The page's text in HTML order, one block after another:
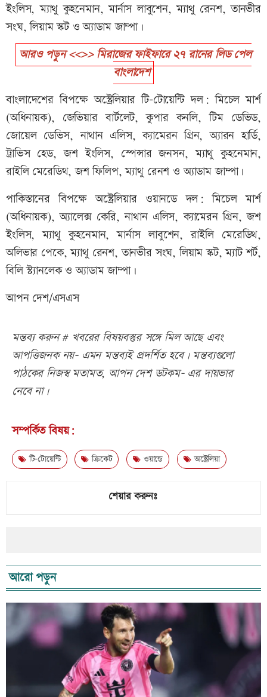
ইংলিস, ম্যাথু কুহনেমান, মার্নাস লাবুশেন, ম্যাথু রেনশ, তানভীর
সংঘ, লিয়াম স্কট ও অ্যাডাম জাম্পা।
আরও পড়ুন <<>> মিরাজের ফাইফারে ২৭ রানের লিড পেল
বাংলাদেশ
বাংলাদেশের বিপক্ষে অস্ট্রেলিয়ার টি-টোয়েন্টি দল: মিচেল মার্শ
(অধিনায়ক), জেভিয়ার বার্টলেট, কুপার কনলি, টিম ডেভিড,
জোয়েল ডেভিস, নাথান এলিস, ক্যামেরন গ্রিন, অ্যারন হার্ডি,
ট্রাভিস হেড, জশ ইংলিস, স্পেন্সার জনসন, ম্যাথু কুহনেমান,
রাইলি মেরেডিথ, জশ ফিলিপ, ম্যাথু রেনশ ও অ্যাডাম জাম্পা।
পাকিস্তানের বিপক্ষে অস্ট্রেলিয়ার ওয়ানডে দল: মিচেল মার্শ
(অধিনায়ক), অ্যালেক্স কেরি, নাথান এলিস, ক্যামেরন গ্রিন, জশ
ইংলিস, ম্যাথু কুহনেমান, মার্নাস লাবুশেন, রাইলি মেরেডিথ,
অলিভার পেকে, ম্যাথু রেনশ, তানভীর সংঘ, লিয়াম স্কট, ম্যাট শর্ট,
বিলি স্ট্যানলেক ও অ্যাডাম জাম্পা।
আপন দেশ/এসএস
মন্তব্য করুন # খবরের বিষয়বস্তুর সঙ্গে মিল আছে এবং
আপত্তিজনক নয়- এমন মন্তব্যই প্রদর্শিত হবে। মন্তব্যগুলো
পাঠকের নিজস্ব মতামত, আপন দেশ ডটকম- এর দায়ভার
নেবে না।
সম্পর্কিত বিষয়:
টি-টোয়েন্টি ক্রিকেট ওয়ান্ডে অস্ট্রেলিয়া
শেয়ার করুনঃ
আরো পড়ুন